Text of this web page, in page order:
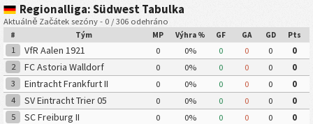
Regionalliga: Südwest Tabulka
Aktuálně Začátek sezóny - 0 / 306 odehráno
# Tým MP Výhra % GF GA GD Pts
1 VfR Aalen 1921 0 0% 0 0 0
0
2
FC Astoria Walldorf 0 0% 0 0 0
0
3
Eintracht Frankfurt II 0 0% 0 0 0
0
4
SV Eintracht Trier 05 0 0% 0 0 0
0
5
SC Freiburg II 0 0% 0 0 0
0